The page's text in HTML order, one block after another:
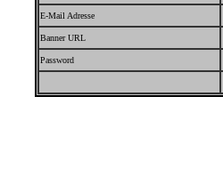
E-Mail Adresse
Banner URL
Password